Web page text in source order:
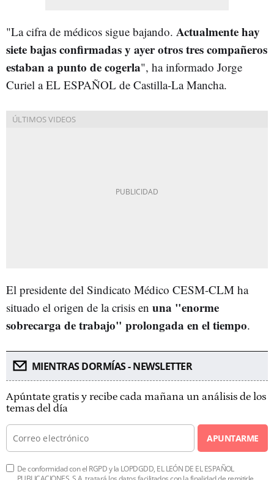
"La cifra de médicos sigue bajando. Actualmente hay
siete bajas confirmadas y ayer otros tres compañeros
estaban a punto de cogerla", ha informado Jorge
Curiel a EL ESPAÑOL de Castilla-La Mancha.
El presidente del Sindicato Médico CESM-CLM ha
situado el origen de la crisis en una "enorme
sobrecarga de trabajo" prolongada en el tiempo.
MIENTRAS DORMÍAS - NEWSLETTER
Apúntate gratis y recibe cada mañana un análisis de los
temas del día
APUNTARME
De conformidad con el RGPD y la LOPDGDD, EL LEÓN DE EL ESPAÑOL